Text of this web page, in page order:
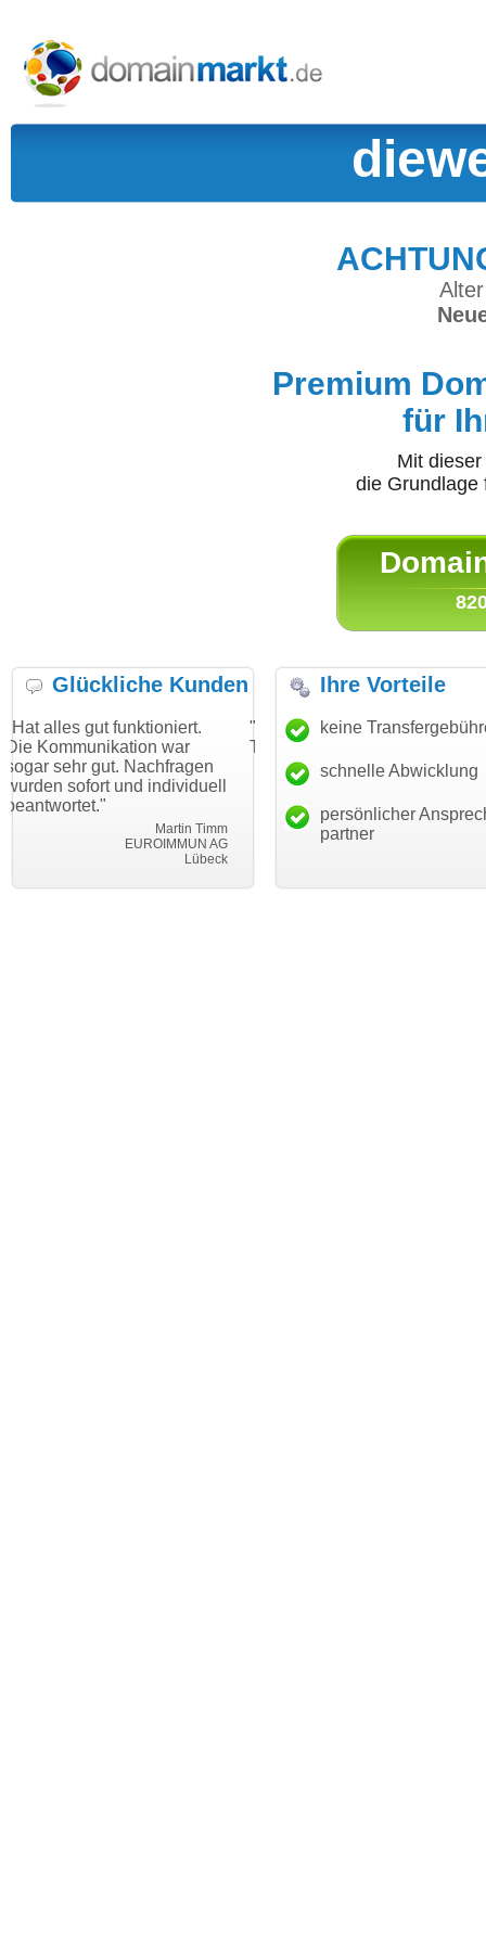
Premium
für
Mit
die
Glückliche Kunden
funktioniert.
war
Nachfragen
und individuell
"Danke für den schnellen
Transfer und guten Service!"
Thomas Schäfer
i can eckert communication GmbH
"Ich bin
haben. Die
mein
Ihre Vorteile
keine
schnelle Abwicklung
persönlicher
partner